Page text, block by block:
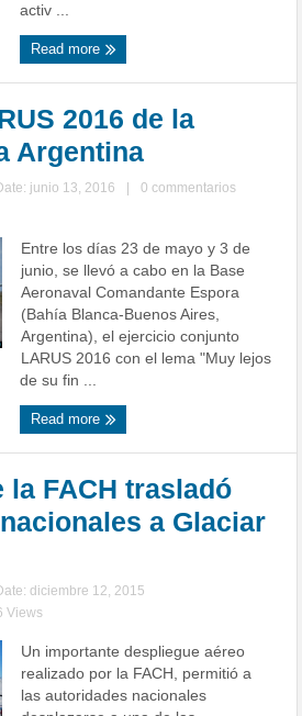
activ ...
Read more
2016 de la
Argentina
junio 13, 2016
0 commentarios
Entre los días 23 de mayo y 3 de
junio, se llevó a cabo en la Base
Aeronaval Comandante Espora
(Bahía Blanca-Buenos Aires,
Argentina), el ejercicio conjunto
LARUS 2016 con el lema "Muy lejos
de su fin ...
Read more
la FACH trasladó
a Glaciar
diciembre 12, 2015
Views
Un importante despliegue aéreo
realizado por la FACH, permitió a
las autoridades nacionales